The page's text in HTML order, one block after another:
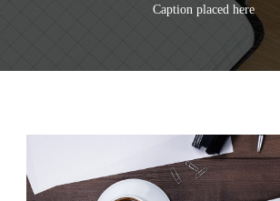
Caption placed here